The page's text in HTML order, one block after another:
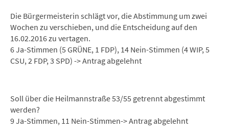
Die Bürgermeisterin schlägt vor, die Abstimmung um zwei
Wochen zu verschieben, und die Entscheidung auf den
16.02.2016 zu vertagen.
6 Ja-Stimmen (5 GRÜNE, 1 FDP), 14 Nein-Stimmen (4 WIP, 5
CSU, 2 FDP, 3 SPD) -> Antrag abgelehnt
Soll über die Heilmannstraße 53/55 getrennt abgestimmt
werden?
9 Ja-Stimmen, 11 Nein-Stimmen-> Antrag abgelehnt